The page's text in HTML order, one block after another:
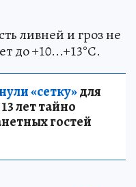
ливней и гроз не
до +10...+13°С.
«сетку»для
лет тайно
гостей